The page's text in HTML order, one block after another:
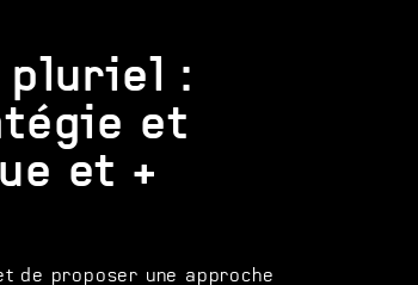
pluriel :
et
et +
de proposer une approche